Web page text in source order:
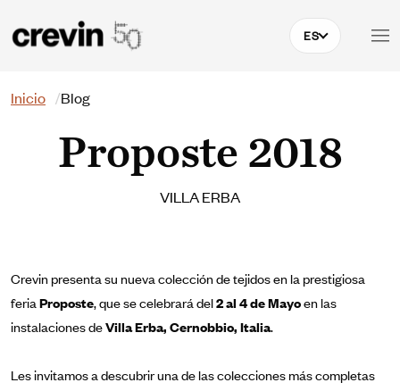
ES
Buscar
Inicio Blog
Proposte 2018
VILLA ERBA
Crevin presenta su nueva colección de tejidos en la prestigiosa
feriaProposte,que se celebrará del2 al 4 de Mayoen las
instalaciones deVilla Erba, Cernobbio, Italia.
Les invitamos a descubrir una de las colecciones más completas